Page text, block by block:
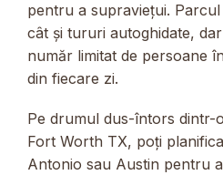
pentru a supraviețui.
cât și tururi autoghidate,
număr limitat de persoane
din fiecare zi.
Pe drumul dus-întors dintr-
Fort Worth TX, poți
Antonio sau Austin pentru